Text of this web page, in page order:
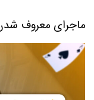
ماجرای معروف